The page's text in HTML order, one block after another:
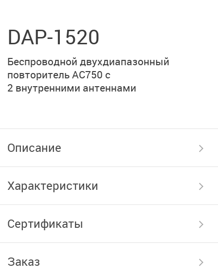
DAP-1520
Беспроводной двухдиапазонный
повторитель AC750 с
2 внутренними антеннами
Описание
Характеристики
Сертификаты
Заказ